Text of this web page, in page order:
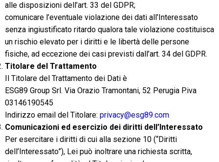
alle disposizioni dell’art. 33 del GDPR;
comunicare l’eventuale violazione dei dati all’Interessato
senza ingiustificato ritardo qualora tale violazione costituisca
un rischio elevato per i diritti e le libertà delle persone
fisiche, ad eccezione dei casi previsti dall’art. 34 del GDPR.
Titolare del Trattamento
Il Titolare del Trattamento dei Dati è
ESG89 Group Srl. Via Orazio Tramontani, 52 Perugia P.iva
03146190545
Indirizzo email del Titolare: privacy@esg89.com
Comunicazioni ed esercizio dei diritti dell’Interessato
Per esercitare i diritti di cui alla sezione 10 (“Diritti
dell’Interessato”), Lei può inoltrare una richiesta scritta,